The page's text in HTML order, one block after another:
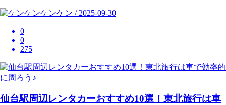
ケンケン / 2025-09-30
0
0
275
仙台駅周辺レンタカーおすすめ10選！東北旅行は車